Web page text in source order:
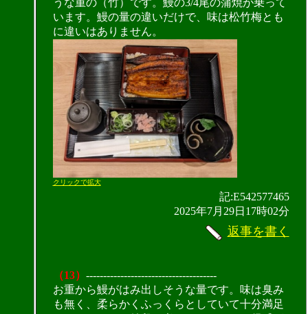
うな重の（竹）です。鰻の3/4尾の蒲焼が乗って
います。鰻の量の違いだけで、味は松竹梅とも
に違いはありません。
クリックで拡大
記:E542577465
2025年7月29日17時02分
返事を書く
（13） --------------------------------------
お重から鰻がはみ出しそうな量です。味は臭み
も無く、柔らかくふっくらとしていて十分満足